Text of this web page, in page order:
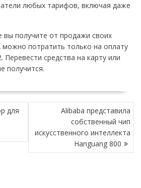
любых тарифов, включая даже
вы получите от продажи своих
потратить только на оплату
Перевести средства на карту или
получится.
для
Alibaba представила
собственный чип
искусственного интеллекта
Hanguang 800